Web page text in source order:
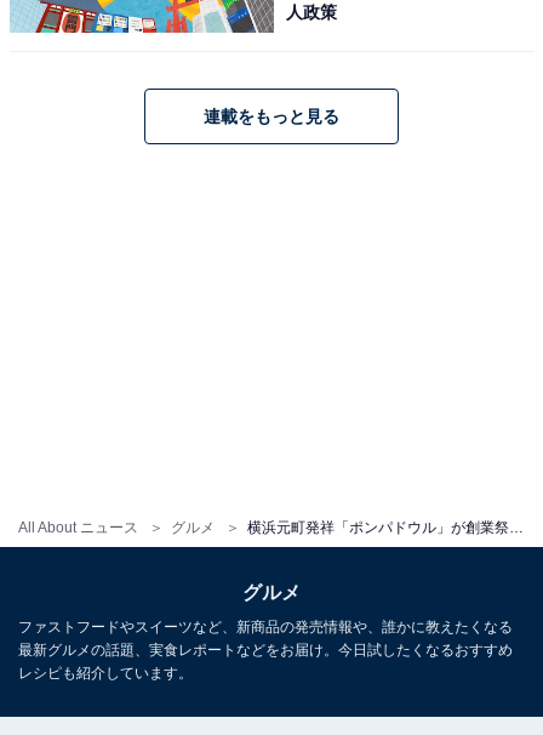
All About ニュース グルメ 横浜元町発祥「ポンパドウル」が創業祭！ 人気定番パン5品が感謝価格に＆パン柄タオルハンカチも発売
人政策
連載をもっと見る
グルメ
ファストフードやスイーツなど、新商品の発売情報や、誰かに教えたくなる
最新グルメの話題、実食レポートなどをお届け。今日試したくなるおすすめ
レシピも紹介しています。